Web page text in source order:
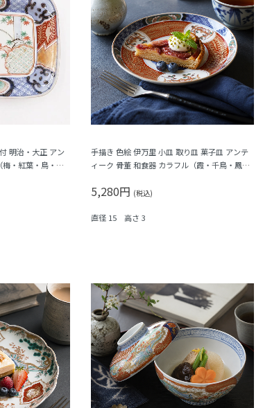
明治・大正 アン
・紅葉・鳥・格
手描き 色絵 伊万里 小皿 取り皿 菓子皿 アンテ
ィーク 骨董 和食器 カラフル（霞・千鳥・鳳
5,280円 (税込)
直径 15 高さ 3